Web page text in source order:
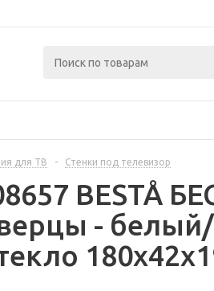
для ТВ - Стенки под телевизор
BESTÅ
-